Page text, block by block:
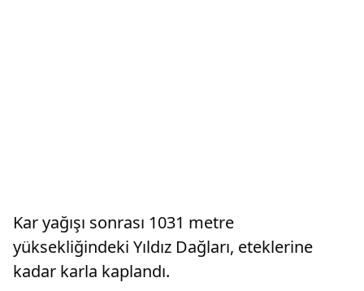
Kar yağışı sonrası 1031 metre
yüksekliğindeki Yıldız Dağları, eteklerine
kadar karla kaplandı.